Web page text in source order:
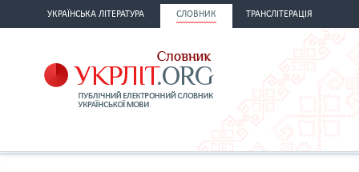
УКРАЇНСЬКА ЛІТЕРАТУРА СЛОВНИК ТРАНСЛІТЕРАЦІЯ